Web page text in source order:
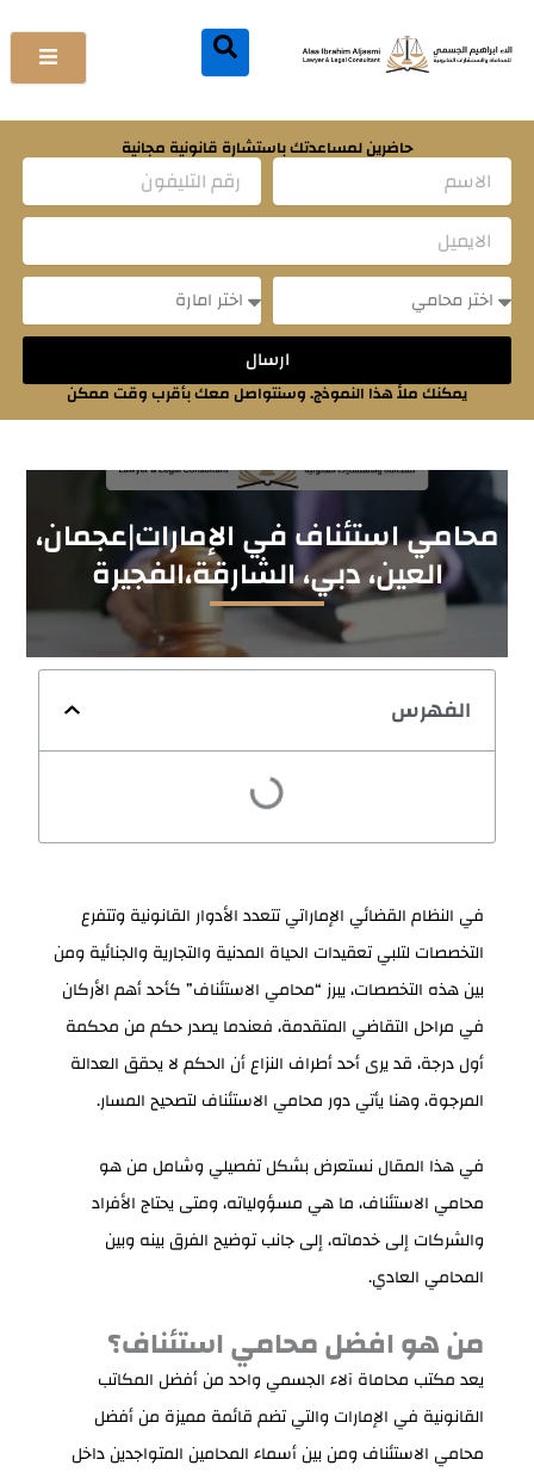
إلى
المحتوى
حاضرين لمساعدتك باستشارة قانونية مجانية
ارسال
يمكنك ملأ هذا النموذج. وسنتواصل معك بأقرب وقت ممكن
محامي استئناف في الإمارات|عجمان،
العين، دبي، الشارقة،الفجيرة
الفهرس
في النظام القضائي الإماراتي تتعدد الأدوار القانونية وتتفرع
التخصصات لتلبي تعقيدات الحياة المدنية والتجارية والجنائية ومن
بين هذه التخصصات، يبرز “محامي الاستئناف” كأحد أهم الأركان
في مراحل التقاضي المتقدمة، فعندما يصدر حكم من محكمة
أول درجة، قد يرى أحد أطراف النزاع أن الحكم لا يحقق العدالة
المرجوة، وهنا يأتي دور محامي الاستئناف لتصحيح المسار.
في هذا المقال نستعرض بشكل تفصيلي وشامل من هو
محامي الاستئناف، ما هي مسؤولياته، ومتى يحتاج الأفراد
والشركات إلى خدماته، إلى جانب توضيح الفرق بينه وبين
المحامي العادي.
من هو افضل محامي استئناف؟
يعد مكتب محاماة آلاء الجسمي واحد من أفضل المكاتب
القانونية في الإمارات والتي تضم قائمة مميزة من أفضل
محامي الاستئناف ومن بين أسماء المحامين المتواجدين داخل